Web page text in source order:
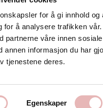
for å gi innhold
for å analysere trafikken
partnerne våre innen
annen informasjon du har
tjenestene deres.
Egenskaper
Kontakt oss
Stavanger
Østervåg 6
Tlf:51 89 51 51